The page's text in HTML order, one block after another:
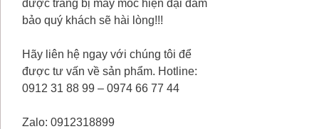
được trang bị máy móc hiện đại đảm
bảo quý khách sẽ hài lòng!!!
Hãy liên hệ ngay với chúng tôi để
được tư vấn về sản phẩm. Hotline:
0912 31 88 99 – 0974 66 77 44
Zalo: 0912318899